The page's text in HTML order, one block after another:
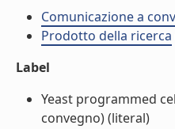
Comunicazione a
Prodotto della ricerca
Label
Yeast programmed
convegno) (literal)